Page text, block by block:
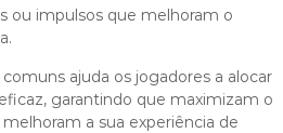
ou impulsos que melhoram o
ajuda os jogadores a alocar
garantindo que maximizam o
a sua experiência de